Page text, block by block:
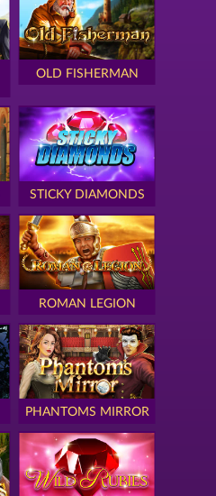
OLD FISHERMAN
STICKY DIAMONDS
ROMAN LEGION
PHANTOMS MIRROR